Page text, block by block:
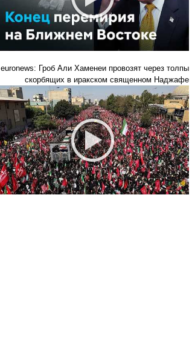
euronews: Гроб Али Хаменеи провозят через толпы
скорбящих в иракском священном Наджафе